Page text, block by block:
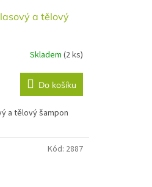
a tělový
Skladem (2 ks)
Do košíku
a tělový šampon
Kód: 2887